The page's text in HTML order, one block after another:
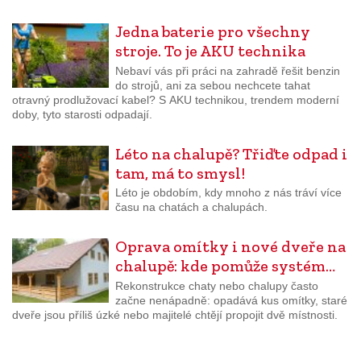
Jedna baterie pro všechny
stroje. To je AKU technika
Nebaví vás při práci na zahradě řešit benzin
do strojů, ani za sebou nechcete tahat
otravný prodlužovací kabel? S AKU technikou, trendem moderní
doby, tyto starosti odpadají.
Léto na chalupě? Třiďte odpad i
tam, má to smysl!
Léto je obdobím, kdy mnoho z nás tráví více
času na chatách a chalupách.
Oprava omítky i nové dveře na
chalupě: kde pomůže systém…
Rekonstrukce chaty nebo chalupy často
začne nenápadně: opadává kus omítky, staré
dveře jsou příliš úzké nebo majitelé chtějí propojit dvě místnosti.